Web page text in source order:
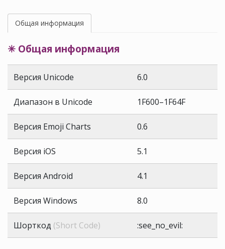
Общая информация
✳ Общая информация
Версия Unicode 6.0
Диапазон в Unicode 1F600–1F64F
Версия Emoji Charts 0.6
Версия iOS 5.1
Версия Android 4.1
Версия Windows 8.0
Шорткод (Short Code) :see_no_evil: